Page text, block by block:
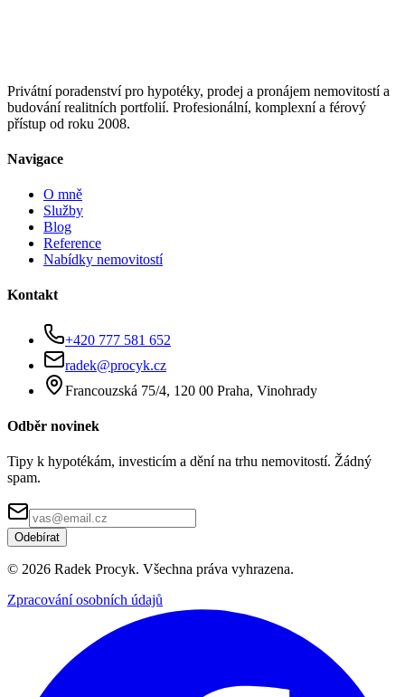
Privátní poradenství pro hypotéky, prodej a pronájem nemovitostí a
budování realitních portfolií. Profesionální, komplexní a férový
přístup od roku 2008.
Navigace
O mně
Služby
Blog
Reference
Nabídky nemovitostí
Kontakt
+420 777 581 652
radek@procyk.cz
Francouzská 75/4, 120 00 Praha, Vinohrady
Odběr novinek
Tipy k hypotékám, investicím a dění na trhu nemovitostí. Žádný
spam.
Odebírat
© 2026 Radek Procyk. Všechna práva vyhrazena.
Zpracování osobních údajů